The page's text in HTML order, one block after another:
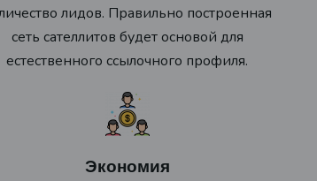
лидов. Правильно построенная
сеть сателлитов будет основой для
естественного ссылочного профиля.
Экономия